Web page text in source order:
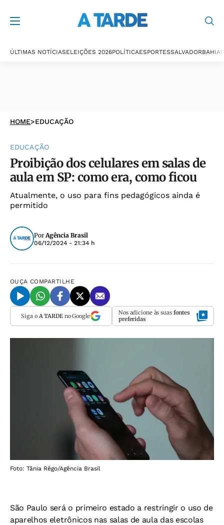
ÚLTIMAS NOTÍCIASELEIÇÕES 2026POLÍTICAESPORTESSALVADORBAHIA
HOME>EDUCAÇÃO
EDUCAÇÃO
Proibição dos celulares em salas de
aula em SP: como era, como ficou
Atualmente, o uso para fins pedagógicos ainda é
permitido
PorAgência Brasil
06/12/2024 - 21:34 h
OUÇA COMPARTILHE
Siga o A TARDEno Google Nos adicione às suas fontes
preferidas
Foto: Tânia Rêgo/Agência Brasil
São Paulo será o primeiro estado a restringir o uso de
aparelhos eletrônicos nas salas de aula das escolas